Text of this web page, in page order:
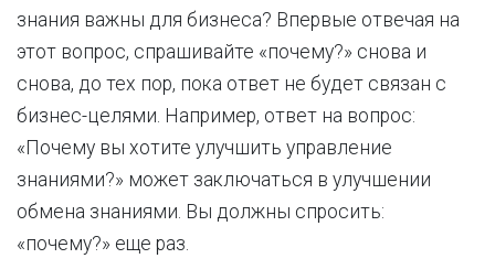
знания важны для бизнеса? Впервые отвечая на
этот вопрос, спрашивайте «почему?» снова и
снова, до тех пор, пока ответ не будет связан с
бизнес-целями. Например, ответ на вопрос:
«Почему вы хотите улучшить управление
знаниями?» может заключаться в улучшении
обмена знаниями. Вы должны спросить:
«почему?» еще раз.